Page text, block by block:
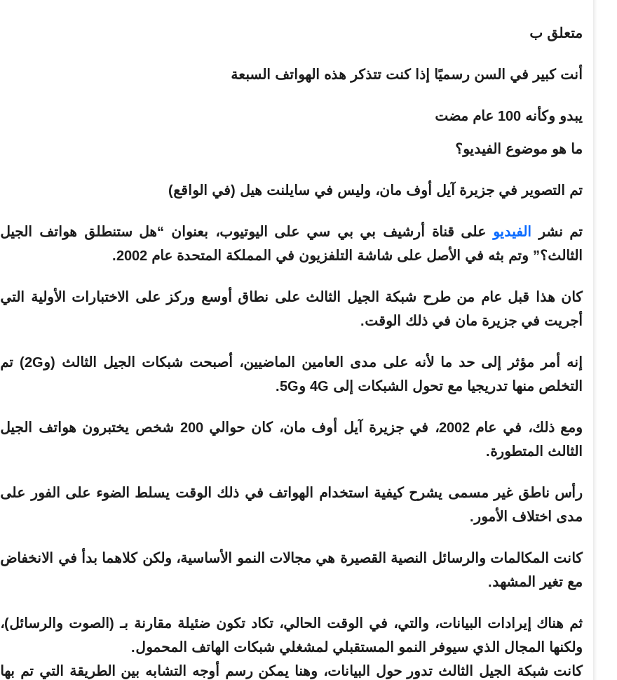
متعلق ب
أنت كبير في السن رسميًا إذا كنت تتذكر هذه الهواتف السبعة
يبدو وكأنه 100 عام مضت
ما هو موضوع الفيديو؟
تم التصوير في جزيرة آيل أوف مان، وليس في سايلنت هيل (في الواقع)
تم نشر الفيديو على قناة أرشيف بي بي سي على اليوتيوب، بعنوان “هل ستنطلق هواتف الجيل
الثالث؟” وتم بثه في الأصل على شاشة التلفزيون في المملكة المتحدة عام 2002.
كان هذا قبل عام من طرح شبكة الجيل الثالث على نطاق أوسع وركز على الاختبارات الأولية التي
أجريت في جزيرة مان في ذلك الوقت.
إنه أمر مؤثر إلى حد ما لأنه على مدى العامين الماضيين، أصبحت شبكات الجيل الثالث (و2G) تم
التخلص منها تدريجيا مع تحول الشبكات إلى 4G و5G.
ومع ذلك، في عام 2002، في جزيرة آيل أوف مان، كان حوالي 200 شخص يختبرون هواتف الجيل
الثالث المتطورة.
رأس ناطق غير مسمى يشرح كيفية استخدام الهواتف في ذلك الوقت يسلط الضوء على الفور على
مدى اختلاف الأمور.
كانت المكالمات والرسائل النصية القصيرة هي مجالات النمو الأساسية، ولكن كلاهما بدأ في الانخفاض
مع تغير المشهد.
ثم هناك إيرادات البيانات، والتي، في الوقت الحالي، تكاد تكون ضئيلة مقارنة بـ (الصوت والرسائل)،
ولكنها المجال الذي سيوفر النمو المستقبلي لمشغلي شبكات
الهاتف المحمول.
كانت شبكة الجيل الثالث تدور حول البيانات، وهنا يمكن رسم أوجه التشابه بين الطريقة التي تم بها